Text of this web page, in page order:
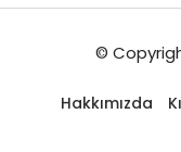
©
Hakkımızda